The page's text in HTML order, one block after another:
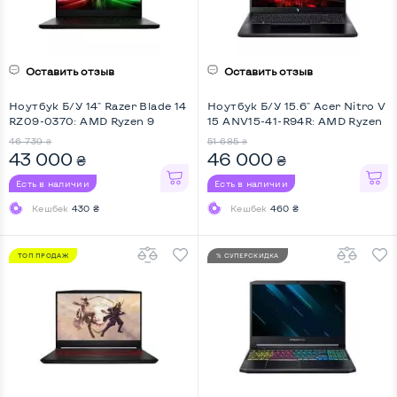
Оставить отзыв
Ноутбук Б/У 14" Razer Blade 14
RZ09-0370: AMD Ryzen 9
IPS, Key Light
46 739 ₴
43 000 ₴
Есть в наличии
Кешбек 430 ₴
Оставить отзыв
Ноутбук Б/У 15.6" Acer Nitro V
15 ANV15-41-R94R: AMD Ryzen
IPS, Full HD, Key Light
51 685 ₴
46 000 ₴
Есть в наличии
Кешбек 460 ₴
ТОП ПРОДАЖ % СУПЕРСКИДКА